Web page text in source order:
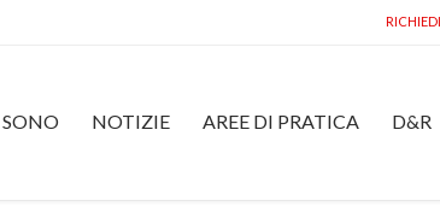
NOTIZIE AREE DI PRATICA D&R